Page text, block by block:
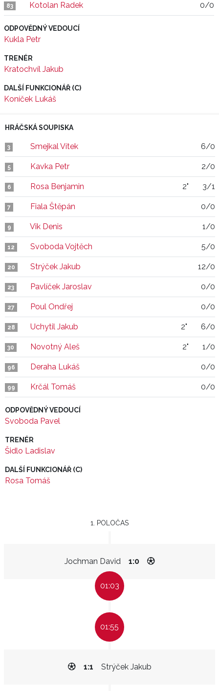
83 Kotolan Radek 0/0
ODPOVĚDNÝ VEDOUCÍ
Kukla Petr
TRENÉR
Kratochvíl Jakub
DALŠÍ FUNKCIONÁŘ (C)
Koníček Lukáš
HRÁČSKÁ SOUPISKA
3 Smejkal Vítek 6/0
5 Kavka Petr 2/0
6 Rosa Benjamin 2" 3/1
7 Fiala Štěpán 0/0
9 Vik Denis 1/0
12 Svoboda Vojtěch 5/0
20 Strýček Jakub 12/0
23 Pavlíček Jaroslav 0/0
27 Poul Ondřej 0/0
28 Uchytil Jakub 2" 6/0
30 Novotný Aleš 2" 1/0
96 Deraha Lukáš 0/0
99 Krčál Tomáš 0/0
ODPOVĚDNÝ VEDOUCÍ
Svoboda Pavel
TRENÉR
Šidlo Ladislav
DALŠÍ FUNKCIONÁŘ (C)
Rosa Tomáš
1. POLOČAS
Jochman David 1:0
01:03
01:55
Strýček Jakub
1:1